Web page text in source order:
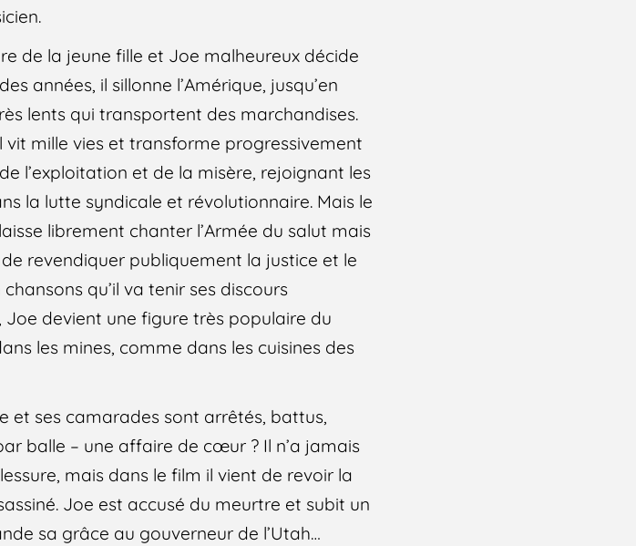
de la jeune fille et Joe malheureux décide
années, il sillonne l’Amérique, jusqu’en
lents qui transportent des marchandises.
mille vies et transforme progressivement
l’exploitation et de la misère, rejoignant les
la lutte syndicale et révolutionnaire. Mais le
librement chanter l’Armée du salut mais
revendiquer publiquement la justice et le
qu’il va tenir ses discours
Joe devient une figure très populaire du
les mines, comme dans les cuisines des
et ses camarades sont arrêtés, battus,
balle – une affaire de cœur ? Il n’a jamais
mais dans le film il vient de revoir la
Joe est accusé du meurtre et subit un
sa grâce au gouverneur de l’Utah…